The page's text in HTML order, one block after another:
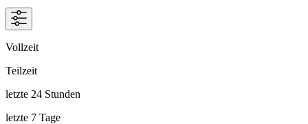
Vollzeit
Teilzeit
letzte 24 Stunden
letzte 7 Tage